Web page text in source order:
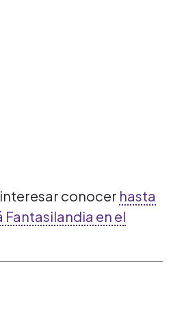
conocer hasta
en el